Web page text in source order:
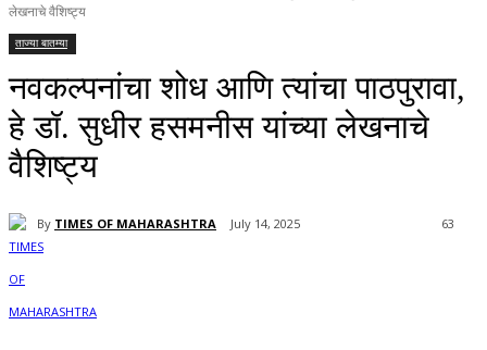
लेखनाचे वैशिष्ट्य
ताज्या बातम्या
नवकल्पनांचा शोध आणि त्यांचा पाठपुरावा,
हे डॉ. सुधीर हसमनीस यांच्या लेखनाचे
वैशिष्ट्य
By TIMES OF MAHARASHTRA July 14, 2025 63